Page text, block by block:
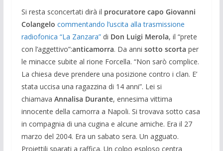
Si resta sconcertati dirà il procuratore capo Giovanni
Colangelo commentando l’uscita alla trasmissione
radiofonica “La Zanzara”di Don Luigi Merola, il “prete
con l’aggettivo”:anticamorra. Da anni sotto scorta per
le minacce subite al rione Forcella. “Non sarò complice.
La chiesa deve prendere una posizione contro i clan. E’
stata uccisa una ragazzina di 14 anni”. Lei si
chiamava Annalisa Durante, ennesima vittima
innocente della camorra a Napoli. Si trovava sotto casa
in compagnia di una cugina e alcune amiche. Era il 27
marzo del 2004. Era un sabato sera. Un agguato.
Proiettili sparati a raffica. Un colpo esploso centra